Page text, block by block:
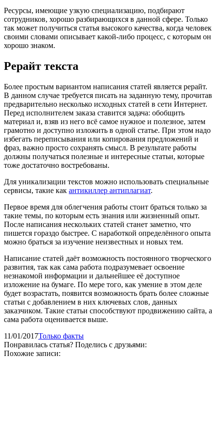
Ресурсы, имеющие узкую специализацию, подбирают
сотрудников, хорошо разбирающихся в данной сфере. Только
так может получиться статья высокого качества, когда человек
своими словами описывает какой-либо процесс, с которым он
хорошо знаком.
Рерайт текста
Более простым вариантом написания статей является рерайт.
В данном случае требуется писать на заданную тему, прочитав
предварительно несколько исходных статей в сети Интернет.
Перед исполнителем заказа ставится задача: обобщить
материал и, взяв из него всё самое нужное и полезное, затем
грамотно и доступно изложить в одной статье. При этом надо
избегать переписывания или копирования предложений и
фраз, важно просто сохранять смысл. В результате работы
должны получаться полезные и интересные статьи, которые
тоже достаточно востребованы.
Для уникализации текстов можно использовать специальные
сервисы, такие как антикиллер антиплагиат.
Первое время для облегчения работы стоит браться только за
такие темы, по которым есть знания или жизненный опыт.
После написания нескольких статей станет заметно, что
пишется гораздо быстрее. С наработкой определённого опыта
можно браться за изучение неизвестных и новых тем.
Написание статей даёт возможность постоянного творческого
развития, так как сама работа подразумевает освоение
незнакомой информации и дальнейшее её доступное
изложение на бумаге. По мере того, как умение в этом деле
будет возрастать, появится возможность брать более сложные
статьи с добавлением в них ключевых слов, данных
заказчиком. Такие статьи способствуют продвижению сайта, а
сама работа оценивается выше.
11/01/2017Только факты
Понравилась статья? Поделись с друзьями:
Похожие записи: